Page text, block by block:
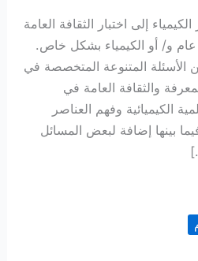
إلى اختبار الثقافة العامة
و/ أو الكيمياء بشكل خاص.
المتنوعة المتخصصة في
والثقافة العامة في
الكيميائية وفهم العناصر
بينها إضافة لبعض المسائل